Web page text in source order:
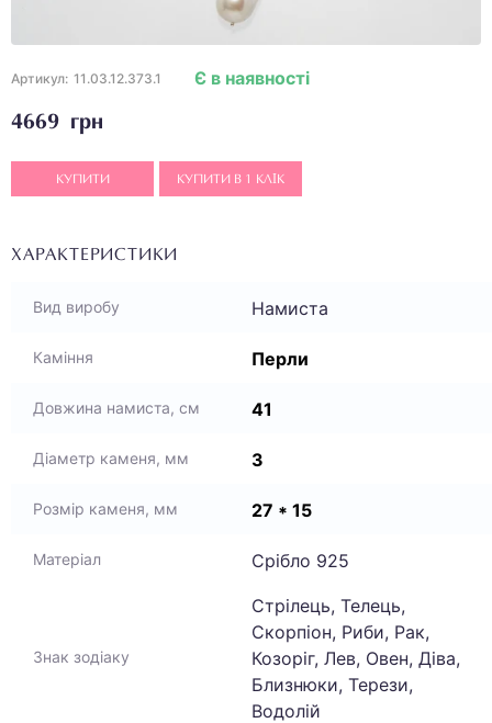
Артикул: 11.03.12.373.1
4669 грн
Є в наявності
КУПИТИ КУПИТИ В 1 КЛІК
ХАРАКТЕРИСТИКИ
Вид виробу Намиста
Каміння Перли
Довжина намиста, см 41
Діаметр каменя, мм 3
Розмір каменя, мм 27 * 15
Матеріал Срібло 925
Знак зодіаку
Стрілець, Телець,
Скорпіон, Риби, Рак,
Козоріг, Лев, Овен, Діва,
Близнюки, Терези,
Водолій